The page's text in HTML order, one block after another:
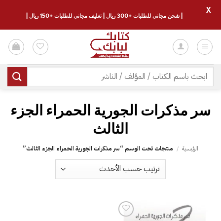
للمحتوى
البحث
عن:
‎سر مذكرات الجورية الحمراء الجزء
الثالث‎
الرئيسية / منتجات تحت الوسم “‎سر مذكرات الجورية الحمراء الجزء الثالث‎”
| شحن مجاني للطلبات +300 ريال | تغليف مجاني للطلبات +150 ريال |
X